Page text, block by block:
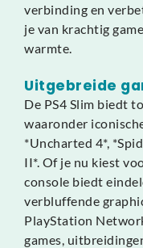
verbinding en
je van krachtig
warmte.
Uitgebreide
De PS4 Slim biedt
waaronder
*Uncharted 4*,
II*. Of je nu kiest
console biedt
verbluffende
PlayStation
games,